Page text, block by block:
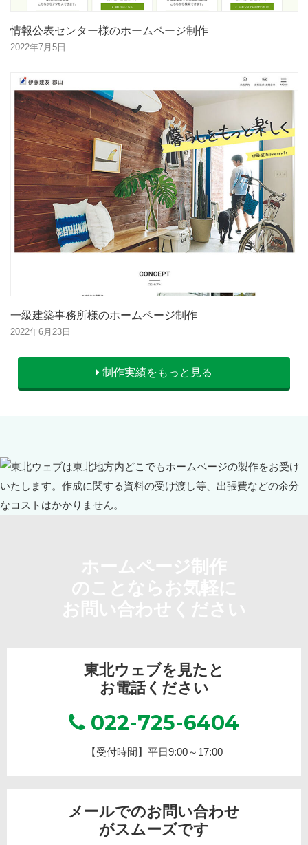
情報公表センター様のホームページ制作
2022年7月5日
一級建築事務所様のホームページ制作
2022年6月23日
制作実績をもっと見る
東北ウェブを見たと
お電話ください
022-725-6404
【受付時間】平日9:00～17:00
メールでのお問い合わせ
がスムーズです